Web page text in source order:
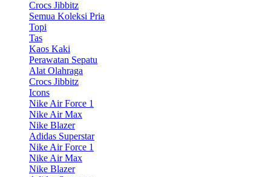
Crocs Jibbitz
Semua Koleksi Pria
Topi
Tas
Kaos Kaki
Perawatan Sepatu
Alat Olahraga
Crocs Jibbitz
Icons
Nike Air Force 1
Nike Air Max
Nike Blazer
Adidas Superstar
Nike Air Force 1
Nike Air Max
Nike Blazer